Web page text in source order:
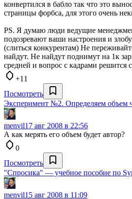
конвертился в бабло так что это
страницы форбса, для этого очень
PS. Я думаю люди ведущие
подозревают ваши настроения и
(слиться конкурентам) Не
найдут. Не найдут поднимут на 1к
средней и вопрос с кадрами решится
+11
Посмотреть
Эксперимент №2. Определяем объем
menvil17 авг 2008 в 22:56
А как мерять его объем будет автор?
0
Посмотреть
"Спросика" — учебное пособие по
menvil15 авг 2008 в 11:09